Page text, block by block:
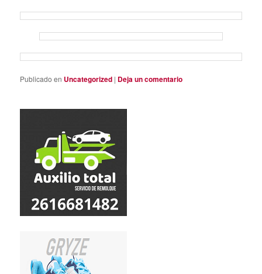
Publicado en Uncategorized | Deja un comentario